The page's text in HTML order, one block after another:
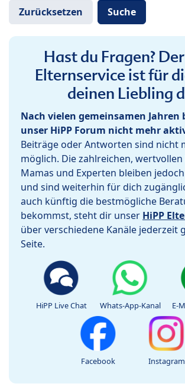
Hast du Fragen?
Elternservice ist für
deinen Liebling
Nach vielen gemeinsamen
unser HiPP Forum nicht mehr
Beiträge oder Antworten sind nicht
möglich. Die zahlreichen,
Mamas und Experten bleiben
und sind weiterhin für dich
auch künftig die bestmögliche
bekommst, steht dir unser HiPP
über verschiedene Kanäle jederzeit
Seite.
HiPP Live Chat Whats-App-Kanal E-
Facebook Instagram